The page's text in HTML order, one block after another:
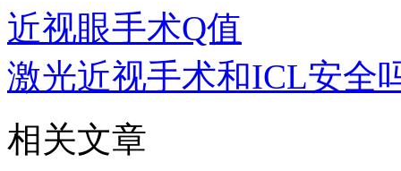
近视眼手术Q值
激光近视手术和ICL安全
相关文章